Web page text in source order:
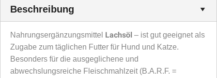
Beschreibung
Nahrungsergänzungsmittel Lachsöl – ist gut geeignet als
Zugabe zum täglichen Futter für Hund und Katze.
Besonders für die ausgeglichene und
abwechslungsreiche Fleischmahlzeit (B.A.R.F. =